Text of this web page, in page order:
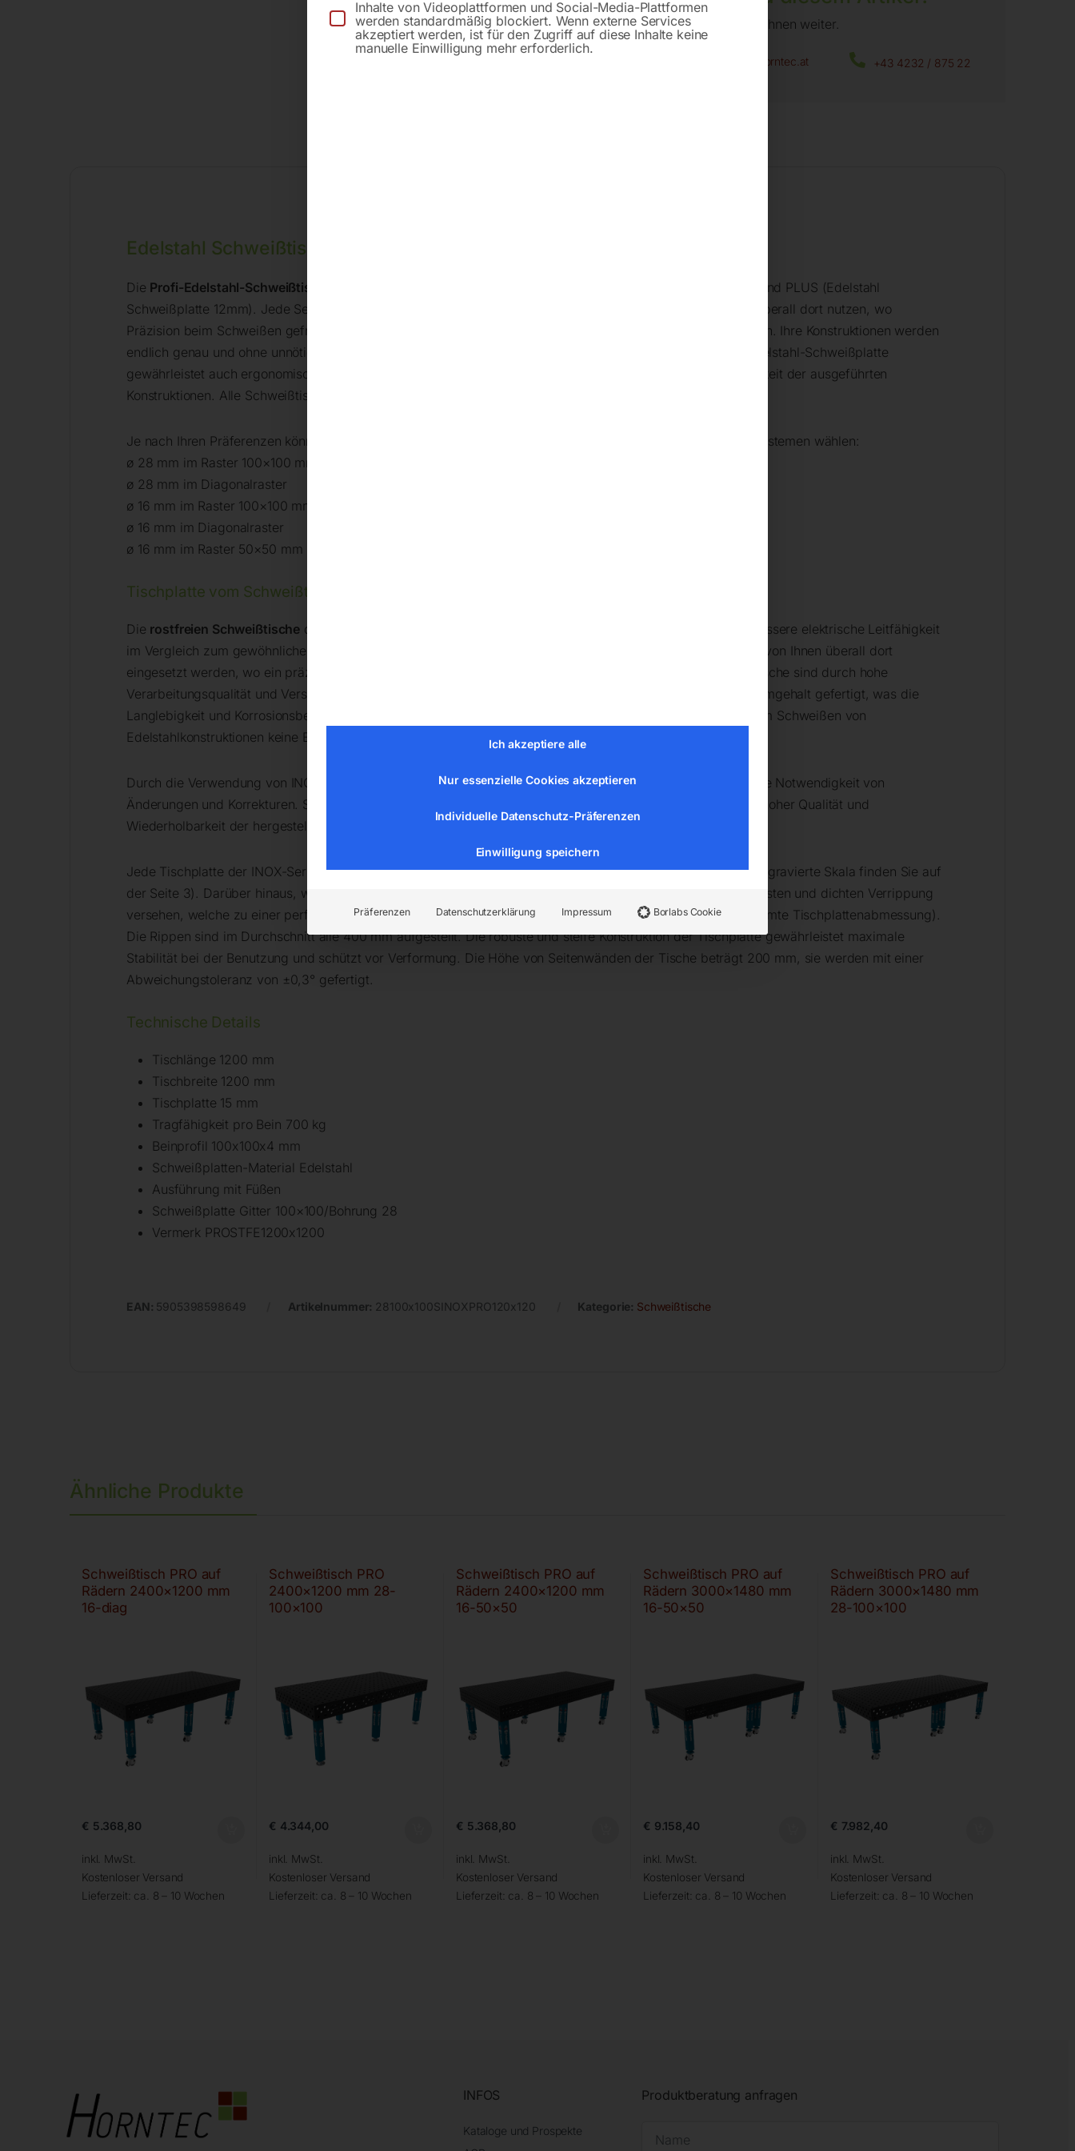
Gerne helfen wir Ihnen weiter.
office@horntec.at +43 4232 / 875 22
Edelstahl Schweißtisch auf Füßen – Serie PRO
Die Profi-Edelstahl-Schweißtische
und PLUS (Edelstahl
Schweißplatte 12mm). Jede Serie hat 10 verschiedene Plattformabmessungen zur Auswahl. Sie können sie überall dort nutzen, wo
Präzision beim Schweißen gefragt wird. Sie nutzen ihn zum manuellen oder automatischen Schweißen nutzen. Ihre Konstruktionen werden
endlich genau und ohne unnötige Verbesserungen ausgeführt! Der günstige und stabile Schweißtisch mit Edelstahl-Schweißplatte
gewährleistet auch ergonomische und schnelle Arbeit unter Einhaltung der Präzision sowie die Wiederholbarkeit der ausgeführten
Konstruktionen. Alle Schweißtische können mit Füßen oder wahlweise mit Rädern ausgeführt werden.
Je nach Ihren Präferenzen können Sie ihren
aus den nachfolgenden Bohrungssystemen wählen:
ø 28 mm im Raster 100×100 mm
ø 28 mm im Diagonalraster
ø 16 mm im Raster 100×100 mm
ø 16 mm im Diagonalraster
ø 16 mm im Raster 50×50 mm
Tischplatte vom Schweißtisch – Schweißplatte in Edelstahl
Die rostfreien Schweißtische der INOX-Serie sind aus rostfreiem Stahl der Güte 1.4301 gefertigt, der eine bessere elektrische Leitfähigkeit
im Vergleich zum gewöhnlichen Stahl hat – elektrischer Widerstand bei 20°C = 0,73 (Ω mm²)/m. Sie können von Ihnen überall dort
eingesetzt werden, wo ein präzises Schweißen von rostfreiem Stahl erforderlich ist. Die rostfreien Schweißtische sind durch hohe
Verarbeitungsqualität und Verschleißfestigkeit gekennzeichnet. Sie sind aus rostfreiem Stahl mit hohem Chromgehalt gefertigt, was die
Langlebigkeit und Korrosionsbeständigkeit versichert. Bei der Arbeit mit Schweißtischen GPPHINOX sind beim Schweißen von
Edelstahlkonstruktionen keine Eisenausscheidungen und keine Korrosionsausbrüche zu befürchten.
Durch die Verwendung von INOX-Tischen werden Ihre Konstruktionenpräzise und genau
ausgeführt, ohne die Notwendigkeit von
Änderungen und Korrekturen. Sie gewährleisten ein
bei gleichzeitig hoher Qualität und
Wiederholbarkeit der hergestellten Konstruktionen.
Jede Tischplatte der INOX-Serie ist mit einer eingravierten Skala ausgeführt (mehr Informationen über die eingravierte Skala finden Sie auf
der Seite 3). Darüber hinaus, wie bei herkömmlichen Schweißtischen, werden die Tischplatten mit einer robusten und dichten Verrippung
versehen, welche zu einer perfekt ebenen Arbeitsfläche führt (Ebenheitstoleranz von ±0,3 mm über die gesamte Tischplattenabmessung).
Die Rippen sind im Durchschnitt alle 400 mm aufgestellt. Die robuste und steife Konstruktion der Tischplatte gewährleistet maximale
Stabilität bei der Benutzung und schützt vor Verformung. Die Höhe von Seitenwänden der Tische beträgt 200 mm, sie werden mit einer
Abweichungstoleranz von ±0,3° gefertigt.
Technische Details
Tischlänge 1200 mm
Tischbreite 1200 mm
Tischplatte 15 mm
Tragfähigkeit pro Bein 700 kg
Beinprofil 100x100x4 mm
Schweißplatten-Material Edelstahl
Ausführung mit Füßen
Schweißplatte Gitter 100×100/Bohrung 28
Vermerk PROSTFE1200x1200
EAN: 5905398598649 Artikelnummer: 28100x100SINOXPRO120x120 Kategorie: Schweißtische
Ähnliche Produkte
Schweißtisch PRO auf
Rädern 2400×1200 mm
16-diag
€ 5.368,80
inkl. MwSt.
Kostenloser Versand
Lieferzeit: ca. 8 – 10 Wochen
Schweißtisch PRO
2400×1200 mm 28-
100×100
€ 4.344,00
inkl. MwSt.
Kostenloser Versand
Lieferzeit: ca. 8 – 10 Wochen
Schweißtisch PRO auf
Rädern 2400×1200 mm
16-50×50
€ 5.368,80
inkl. MwSt.
Kostenloser Versand
Lieferzeit: ca. 8 – 10 Wochen
Schweißtisch PRO auf
Rädern 3000×1480 mm
16-50×50
€ 9.158,40
inkl. MwSt.
Kostenloser Versand
Lieferzeit: ca. 8 – 10 Wochen
Schweißtisch PRO auf
Rädern 3000×1480 mm
28-100×100
€ 7.982,40
inkl. MwSt.
Kostenloser Versand
Lieferzeit: ca. 8 – 10 Wochen
INFOS
Kataloge und Prospekte
Produktberatung anfragen
Inhalte von Videoplattformen und Social-Media-Plattformen
werden standardmäßig blockiert. Wenn externe Services
akzeptiert werden, ist für den Zugriff auf diese Inhalte keine
manuelle Einwilligung mehr erforderlich.
Ich akzeptiere alle
Nur essenzielle Cookies akzeptieren
Individuelle Datenschutz-Präferenzen
Einwilligung speichern
Präferenzen Datenschutzerklärung Impressum Borlabs Cookie